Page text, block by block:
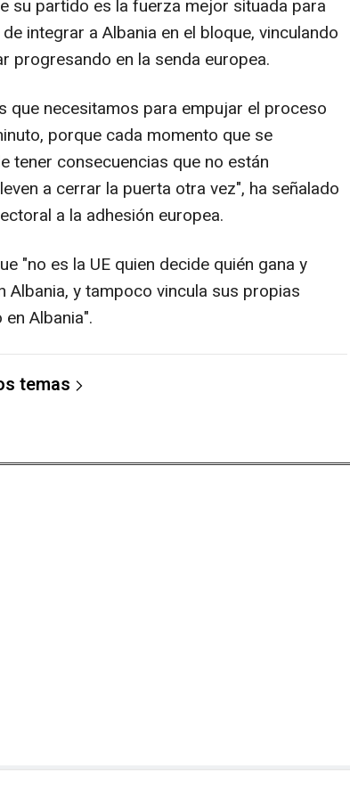
su partido es la fuerza mejor situada para
integrar a Albania en el bloque, vinculando
progresando en la senda europea.
que necesitamos para empujar el proceso
porque cada momento que se
tener consecuencias que no están
a cerrar la puerta otra vez", ha señalado
a la adhesión europea.
"no es la UE quien decide quién gana y
Albania, y tampoco vincula sus propias
Albania".
temas